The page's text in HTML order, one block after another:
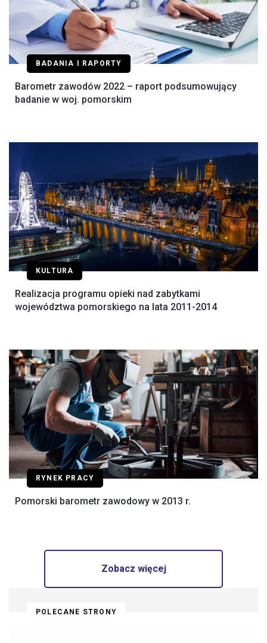
BADANIA I RAPORTY
Barometr zawodów 2022 – raport podsumowujący
badanie w woj. pomorskim
KULTURA
Realizacja programu opieki nad zabytkami
województwa pomorskiego na lata 2011-2014
RYNEK PRACY
Pomorski barometr zawodowy w 2013 r.
Zobacz więcej
POLECANE STRONY